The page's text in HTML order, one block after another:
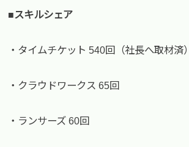
■スキルシェア
・タイムチケット 540回（社長へ取材済）
・クラウドワークス 65回
・ランサーズ 60回